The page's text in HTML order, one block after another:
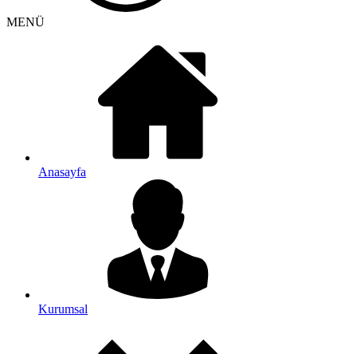
MENÜ
Anasayfa
Kurumsal